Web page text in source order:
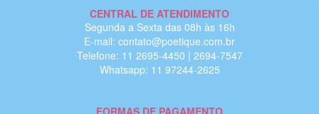
CENTRAL DE ATENDIMENTO
Segunda a Sexta das 08h às 16h
E-mail: contato@poetique.com.br
Telefone: 11 2695-4450 | 2694-7547
Whatsapp: 11 97244-2625
FORMAS DE PAGAMENTO